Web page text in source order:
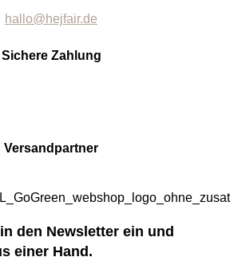
hallo@hejfair.de
Sichere Zahlung
Versandpartner
den Newsletter ein und
einer Hand.